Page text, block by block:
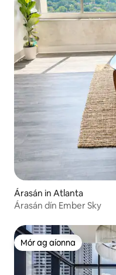
Árasán in Atlanta
Árasán dín Ember Sky
Mór ag aíonna
Mór ag aíonna